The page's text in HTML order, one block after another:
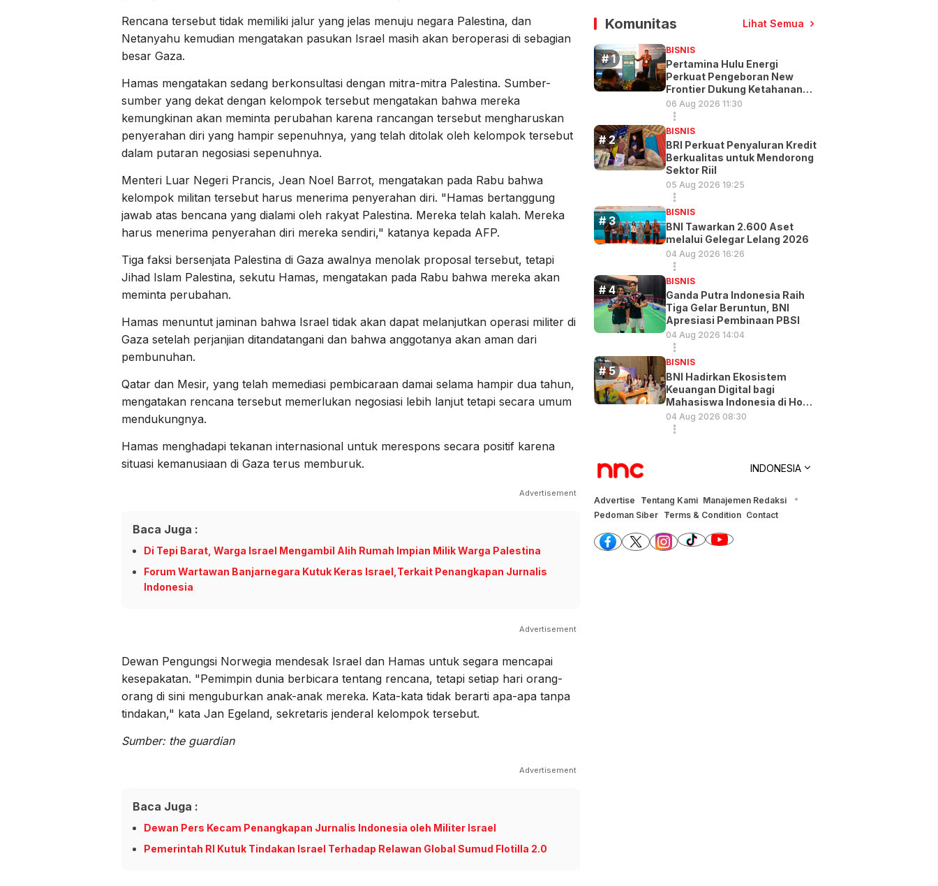
Rencana tersebut tidak memiliki jalur yang jelas menuju negara Palestina, dan
Netanyahu kemudian mengatakan pasukan Israel masih akan beroperasi di sebagian
besar Gaza.
Hamas mengatakan sedang berkonsultasi dengan mitra-mitra Palestina. Sumber-
sumber yang dekat dengan kelompok tersebut mengatakan bahwa mereka
kemungkinan akan meminta perubahan karena rancangan tersebut mengharuskan
penyerahan diri yang hampir sepenuhnya, yang telah ditolak oleh kelompok tersebut
dalam putaran negosiasi sepenuhnya.
Menteri Luar Negeri Prancis, Jean Noel Barrot, mengatakan pada Rabu bahwa
kelompok militan tersebut harus menerima penyerahan diri. "Hamas bertanggung
jawab atas bencana yang dialami oleh rakyat Palestina. Mereka telah kalah. Mereka
harus menerima penyerahan diri mereka sendiri," katanya kepada AFP.
Tiga faksi bersenjata Palestina di Gaza awalnya menolak proposal tersebut, tetapi
Jihad Islam Palestina, sekutu Hamas, mengatakan pada Rabu bahwa mereka akan
meminta perubahan.
Hamas menuntut jaminan bahwa Israel tidak akan dapat melanjutkan operasi militer di
Gaza setelah perjanjian ditandatangani dan bahwa anggotanya akan aman dari
pembunuhan.
Qatar dan Mesir, yang telah memediasi pembicaraan damai selama hampir dua tahun,
mengatakan rencana tersebut memerlukan negosiasi lebih lanjut tetapi secara umum
mendukungnya.
Hamas menghadapi tekanan internasional untuk merespons secara positif karena
situasi kemanusiaan di Gaza terus memburuk.
Advertisement
Baca Juga :
Di Tepi Barat, Warga Israel Mengambil Alih Rumah Impian Milik Warga Palestina
Forum Wartawan Banjarnegara Kutuk Keras Israel,Terkait Penangkapan Jurnalis
Indonesia
Advertisement
Dewan Pengungsi Norwegia mendesak Israel dan Hamas untuk segara mencapai
kesepakatan. "Pemimpin dunia berbicara tentang rencana, tetapi setiap hari orang-
orang di sini menguburkan anak-anak mereka. Kata-kata tidak berarti apa-apa tanpa
tindakan," kata Jan Egeland, sekretaris jenderal kelompok tersebut.
Sumber: the guardian
Advertisement
Baca Juga :
Dewan Pers Kecam Penangkapan Jurnalis Indonesia oleh Militer Israel
Pemerintah RI Kutuk Tindakan Israel Terhadap Relawan Global Sumud Flotilla 2.0
Komunitas Lihat Semua
BISNIS
Pertamina Hulu Energi
Perkuat Pengeboran New
Frontier Dukung Ketahanan
Energi
06 Aug 2026 11:30
BISNIS
BRI Perkuat Penyaluran Kredit
Berkualitas untuk Mendorong
Sektor Riil
05 Aug 2026 19:25
BISNIS
BNI Tawarkan 2.600 Aset
melalui Gelegar Lelang 2026
04 Aug 2026 16:26
BISNIS
Ganda Putra Indonesia Raih
Tiga Gelar Beruntun, BNI
Apresiasi Pembinaan PBSI
04 Aug 2026 14:04
BISNIS
BNI Hadirkan Ekosistem
Keuangan Digital bagi
Mahasiswa Indonesia di Hong
Kong
04 Aug 2026 08:30
INDONESIA
Advertise Tentang Kami Manajemen Redaksi
Pedoman Siber Terms & Condition Contact